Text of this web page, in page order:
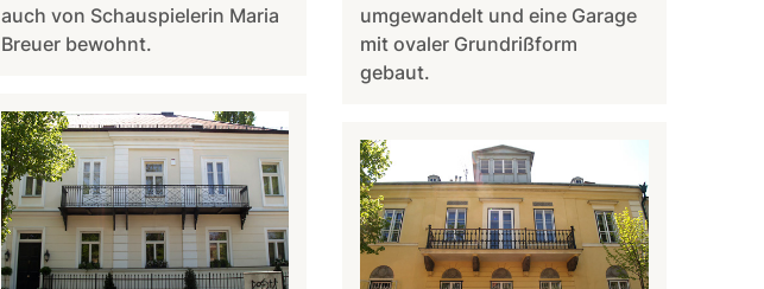
auch von Schauspielerin Maria
Breuer bewohnt.
umgewandelt und eine Garage
mit ovaler Grundrißform
gebaut.